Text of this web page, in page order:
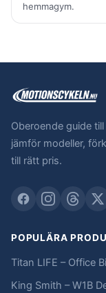
hemmagym.
Oberoende guide
jämför modeller,
till rätt pris.
POPULÄRA
Titan LIFE – Office
King Smith – W1B